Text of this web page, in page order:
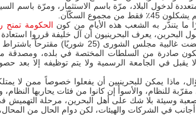
لدخول البلاد، مرّة باسم الاستثمار، ومرّة باسم
من مجموع السكّآن.
ما يتندّر به الشعب هذه الأيام من كون الحكومة تمنح
البحرين، يعرف البحرينيون أن آل خليفة قرروا
مؤخراً رفضت غالبية مجلس الشورى
صادرة من السلطات المختصة في بلده، ومصدقة من
لا يقبل في الجامعة الرسمية ولا يتم توظيفه إلا
ماذا يمكن للبحرينيين أن يفعلوا خصوصاً ممن لا
للنظام، والأسوأ إن كانوا من فئات يحاربها
صعبة وسيئة بلا شك على أهل البحرين، مرحلة
في الشركات والهيئات، لكن دوام الحال من المحال،